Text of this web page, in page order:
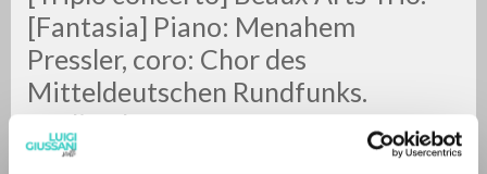
[Fantasia] Piano: Menahem
Pressler, coro: Chor des
Mitteldeutschen Rundfunks.
Realizado por:
Gewandhausorchester Leipzig.